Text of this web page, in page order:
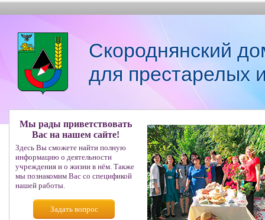
Скороднянский
для престарелых
Мы рады приветствовать
Вас на нашем сайте!
Здесь Вы сможете найти полную
информацию о деятельности
учреждения и о жизни в нём. Также
мы познакомим Вас со спецификой
нашей работы.
Задать вопрос